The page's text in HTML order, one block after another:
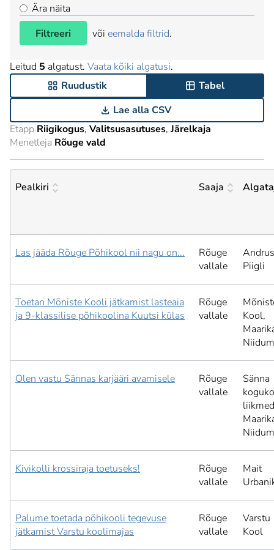
Ära näita
Filtreeri
või eemalda filtrid.
Leitud 5 algatust. Vaata kõiki algatusi.
Ruudustik
Tabel
Lae alla CSV
Etapp Riigikogus Valitsusasutuses Järelkaja
Menetleja Rõuge vald
Pealkiri Saaja
Las jääda Rõuge Põhikool nii nagu on...
Rõuge
vallale
Andrus
Piigli
Toetan Mõniste Kooli jätkamist lasteaia
ja 9-klassilise põhikoolina Kuutsi külas
Rõuge
vallale
Kool,
Olen vastu Sännas karjääri avamisele
Rõuge
vallale
Sänna
Kivikolli krossiraja toetuseks!
Rõuge
vallale
Mait
Palume toetada põhikooli tegevuse
jätkamist Varstu koolimajas
Rõuge
vallale
Varstu
Kool